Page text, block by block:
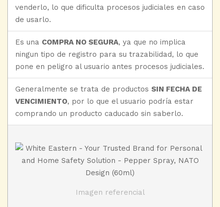
venderlo, lo que dificulta procesos judiciales en caso
de usarlo.
Es una COMPRA NO SEGURA, ya que no implica
ningun tipo de registro para su trazabilidad, lo que
pone en peligro al usuario antes procesos judiciales.
Generalmente se trata de productos SIN FECHA DE
VENCIMIENTO, por lo que el usuario podría estar
comprando un producto caducado sin saberlo.
Imagen referencial